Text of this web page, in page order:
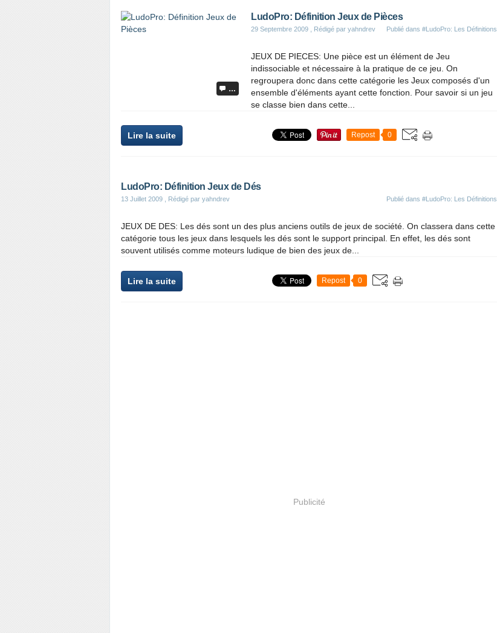
…
LudoPro: Définition Jeux de Pièces
29 Septembre 2009 , Rédigé par yahndrev Publié dans #LudoPro: Les Définitions
JEUX DE PIECES: Une pièce est un élément de Jeu
indissociable et nécessaire à la pratique de ce jeu. On
regroupera donc dans cette catégorie les Jeux composés d'un
ensemble d'éléments ayant cette fonction. Pour savoir si un jeu
se classe bien dans cette...
Lire la suite Repost 0
LudoPro: Définition Jeux de Dés
13 Juillet 2009 , Rédigé par yahndrev Publié dans #LudoPro: Les Définitions
JEUX DE DES: Les dés sont un des plus anciens outils de jeux de société. On classera dans cette
catégorie tous les jeux dans lesquels les dés sont le support principal. En effet, les dés sont
souvent utilisés comme moteurs ludique de bien des jeux de...
Lire la suite Repost 0
Publicité